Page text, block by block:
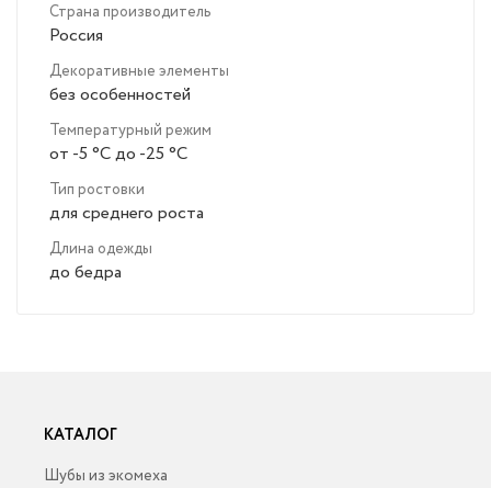
Страна производитель
Россия
Декоративные элементы
без особенностей
Температурный режим
от -5 °C до -25 °C
Тип ростовки
для среднего роста
Длина одежды
до бедра
КАТАЛОГ
Шубы из экомеха